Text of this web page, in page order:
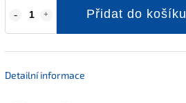
Přidat do košíku
Detailní informace